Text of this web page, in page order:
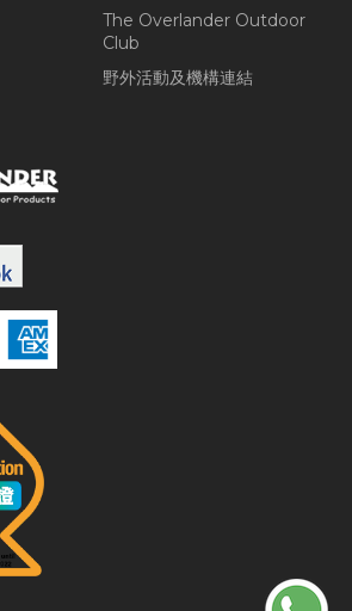
The Overlander Outdoor
Club
野外活動及機構連結